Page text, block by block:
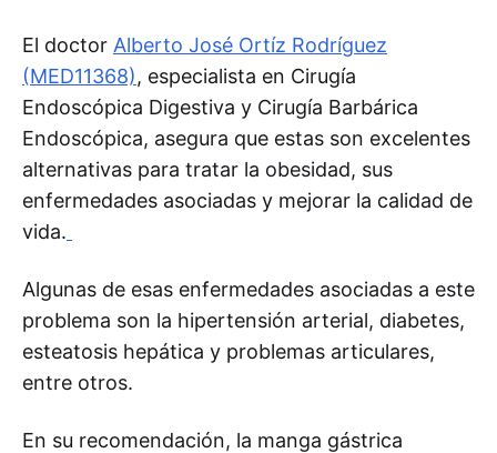
El doctor Alberto José Ortíz Rodríguez
(MED11368), especialista en Cirugía
Endoscópica Digestiva y Cirugía Barbárica
Endoscópica, asegura que estas son excelentes
alternativas para tratar la obesidad, sus
enfermedades asociadas y mejorar la calidad de
vida.
Algunas de esas enfermedades asociadas a este
problema son la hipertensión arterial, diabetes,
esteatosis hepática y problemas articulares,
entre otros.
En su recomendación, la manga gástrica